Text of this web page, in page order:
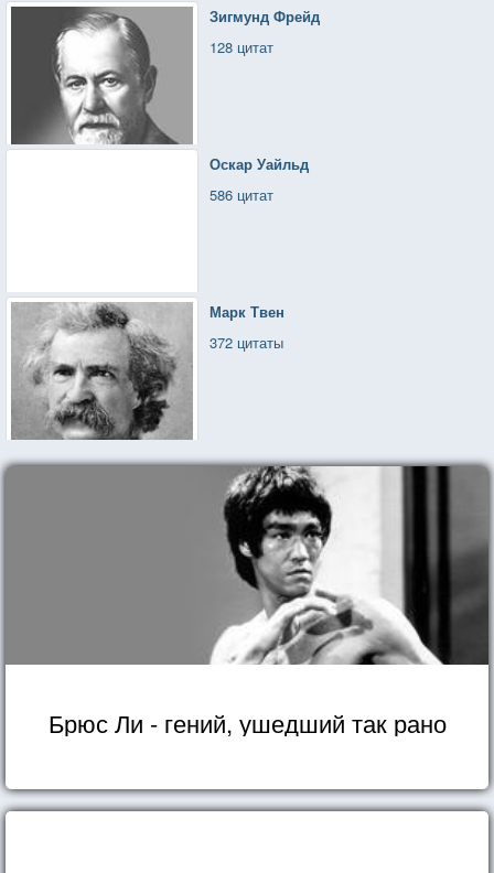
Зигмунд Фрейд
128 цитат
Оскар Уайльд
586 цитат
Марк Твен
372 цитаты
Брюс Ли - гений, ушедший так рано